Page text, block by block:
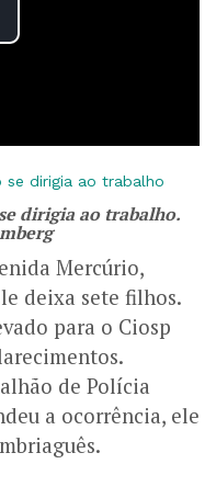
dirigia ao trabalho.
Mercúrio,
deixa sete filhos.
para o Ciosp
de Polícia
a ocorrência, ele